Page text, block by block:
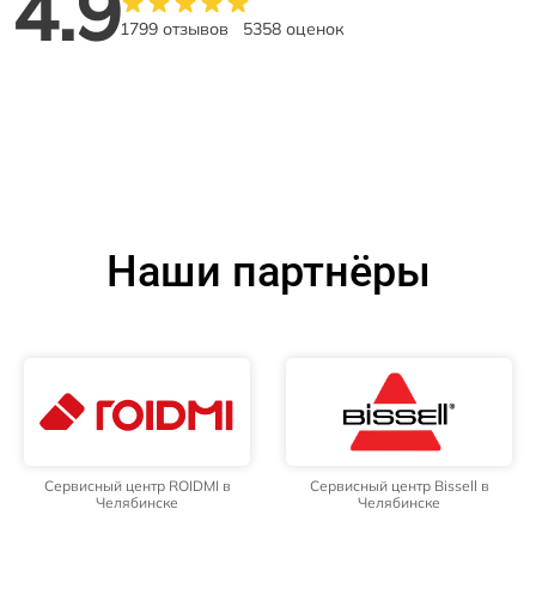
1799 отзывов 5358 оценок
Наши партнёры
Сервисный центр ROIDMI в
Челябинске
Сервисный центр Bissell в
Челябинске